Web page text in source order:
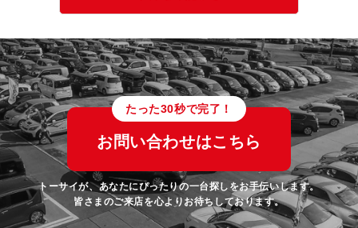
たった30秒で完了！
お問い合わせはこちら
トーサイが、あなたにぴったりの一台探しをお手伝いします。
皆さまのご来店を心よりお待ちしております。